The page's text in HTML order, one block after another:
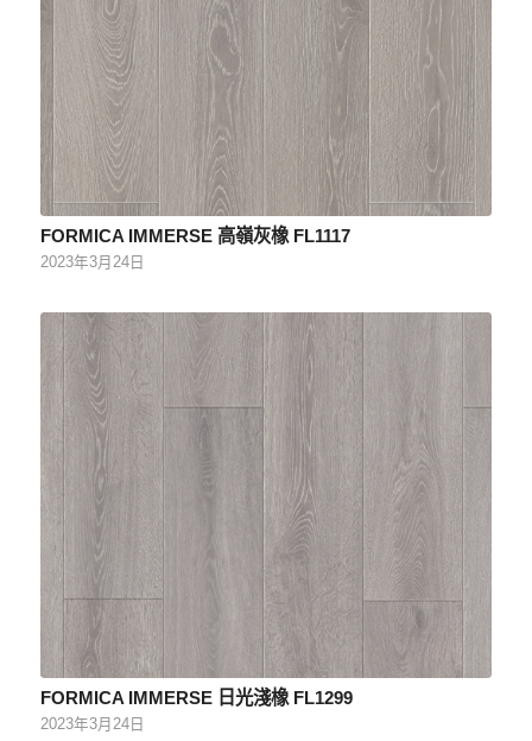
FORMICA IMMERSE 高嶺灰橡 FL1117
2023年3月24日
FORMICA IMMERSE 日光淺橡 FL1299
2023年3月24日